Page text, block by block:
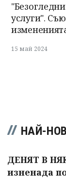
услуги".
15 май 2024
НАЙ-
ДЕНЯТ В
изненада